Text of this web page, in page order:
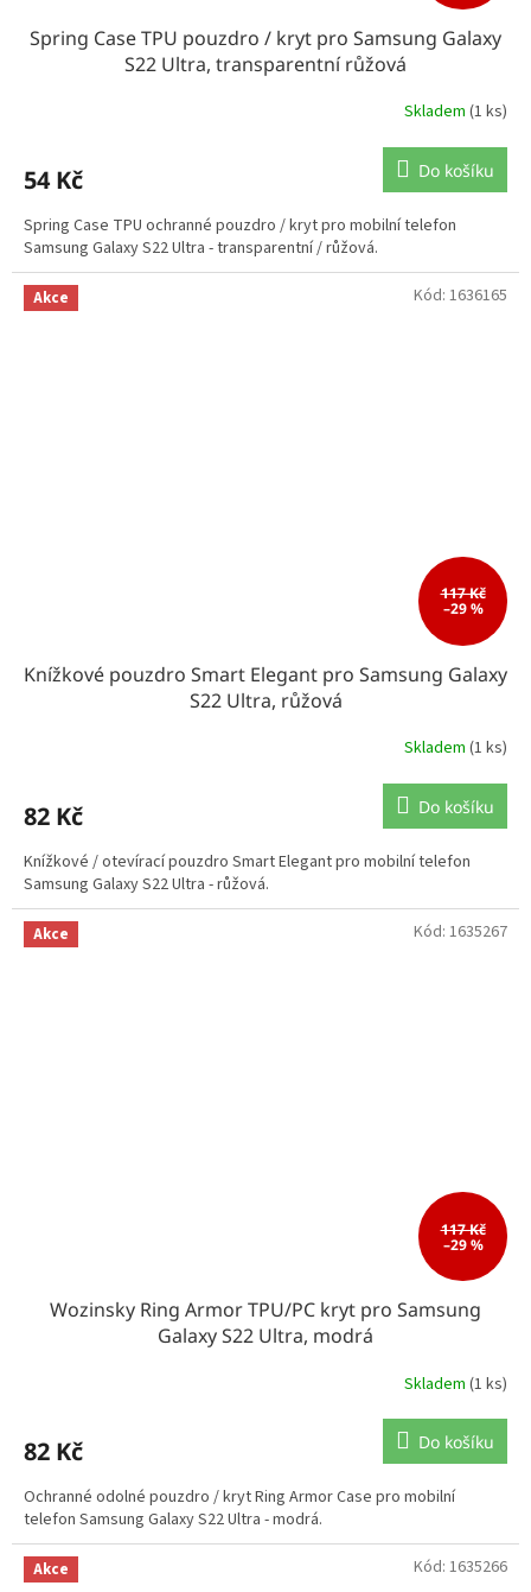
Spring Case TPU pouzdro / kryt pro Samsung Galaxy
S22 Ultra, transparentní růžová
Skladem (1 ks)
54 Kč Do košíku
Spring Case TPU ochranné pouzdro / kryt pro mobilní telefon
Samsung Galaxy S22 Ultra - transparentní / růžová.
Akce
117 Kč
–29 %
Knížkové pouzdro Smart Elegant pro Samsung Galaxy
S22 Ultra, růžová
Skladem (1 ks)
82 Kč Do košíku
Knížkové / otevírací pouzdro Smart Elegant pro mobilní telefon
Samsung Galaxy S22 Ultra - růžová.
Kód: 1636165
Akce
117 Kč
–29 %
Wozinsky Ring Armor TPU/PC kryt pro Samsung
Galaxy S22 Ultra, modrá
Skladem (1 ks)
82 Kč Do košíku
Ochranné odolné pouzdro / kryt Ring Armor Case pro mobilní
telefon Samsung Galaxy S22 Ultra - modrá.
Kód: 1635267
Akce Kód: 1635266